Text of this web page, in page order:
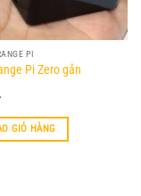
PI
Pi Zero gắn
GIỎ HÀNG